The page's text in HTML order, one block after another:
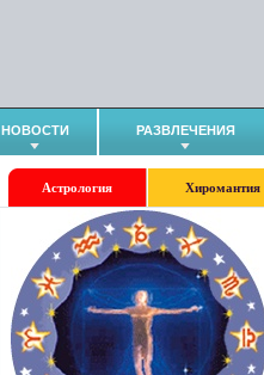
НОВОСТИ РАЗВЛЕЧЕНИЯ
Астрология Хиромантия